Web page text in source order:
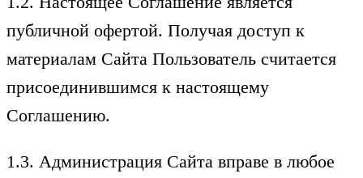
публичной офертой. Получая доступ к
материалам Сайта Пользователь считается
присоединившимся к настоящему
Соглашению.
1.3. Администрация Сайта вправе в любое